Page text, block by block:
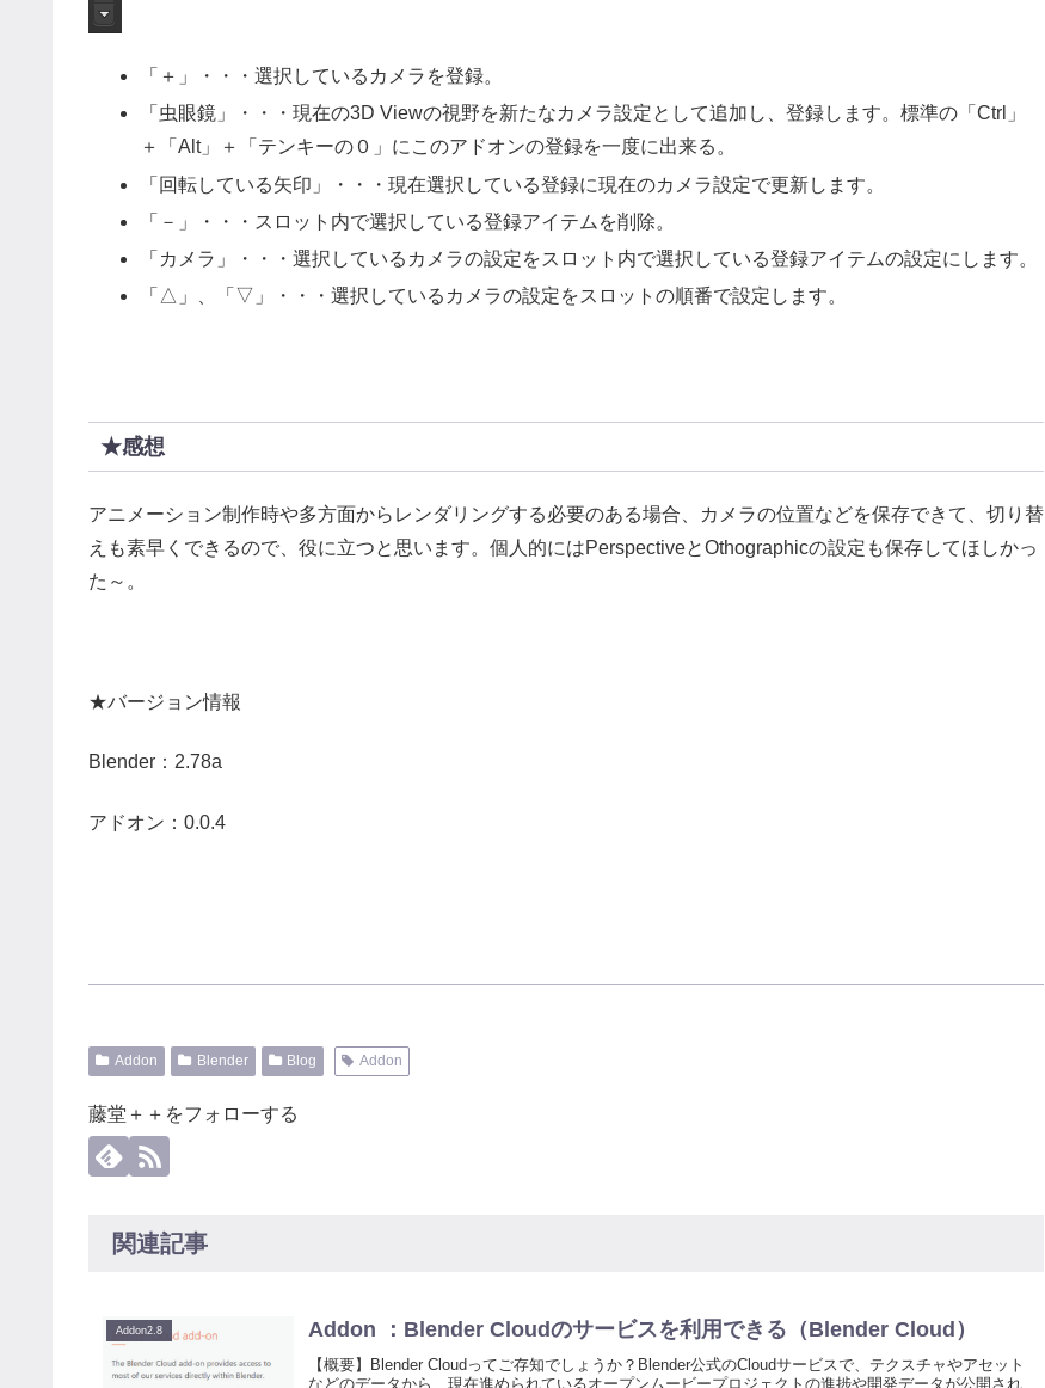
「＋」・・・選択しているカメラを登録。
「虫眼鏡」・・・現在の3D Viewの視野を新たなカメラ設定として追加し、登録します。標準の「Ctrl」
＋「Alt」＋「テンキーの０」にこのアドオンの登録を一度に出来る。
「回転している矢印」・・・現在選択している登録に現在のカメラ設定で更新します。
「－」・・・スロット内で選択している登録アイテムを削除。
「カメラ」・・・選択しているカメラの設定をスロット内で選択している登録アイテムの設定にします。
「△」、「▽」・・・選択しているカメラの設定をスロットの順番で設定します。
★感想
アニメーション制作時や多方面からレンダリングする必要のある場合、カメラの位置などを保存できて、切り替
えも素早くできるので、役に立つと思います。個人的にはPerspectiveとOthographicの設定も保存してほしかっ
た～。
★バージョン情報
Blender：2.78a
アドオン：0.0.4
Addon Blender Blog Addon
藤堂＋＋をフォローする
関連記事
Addon2.8 Addon ：Blender Cloudのサービスを利用できる（Blender Cloud）
【概要】Blender Cloudってご存知でしょうか？Blender公式のCloudサービスで、テクスチャやアセット
などのデータから、現在進められているオープンムービープロジェクトの進捗や開発データが公開され